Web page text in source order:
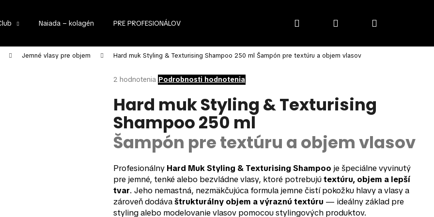
Naiada – kolagén PRE PROFESIONÁLOV Hľadať PrihlásenieNákupný
Jemné vlasy pre objem Hard muk Styling & Texturising Shampoo 250 ml Šampón pre textúru a objem vlasov
Priemerné
produktu
je
5,0
z
5
hviezdičiek.
2 hodnotenia Podrobnosti hodnotenia
Hard muk Styling & Texturising
Shampoo 250 ml
Šampón pre textúru a objem vlasov
Profesionálny Hard Muk Styling & Texturising Shampoo je špeciálne vyvinutý
pre jemné, tenké alebo bezvládne vlasy, ktoré potrebujútextúru, objem a lepší
tvar. Jeho nemastná, nezmäkčujúca formula jemne čistí pokožku hlavy a vlasy a
zároveň dodávaštrukturálny objem a výraznú textúru — ideálny základ pre
styling alebo modelovanie vlasov pomocou stylingových produktov.
Čo potrebujete nájsť?